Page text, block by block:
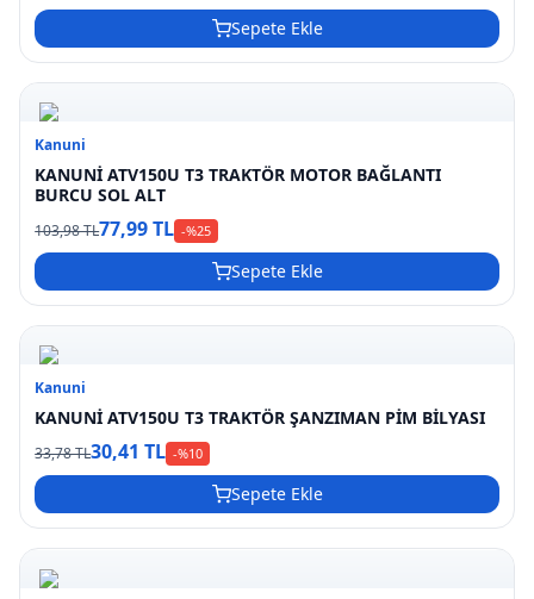
Sepete Ekle
Kanuni
KANUNİ ATV150U T3 TRAKTÖR MOTOR BAĞLANTI
BURCU SOL ALT
103,98 TL77,99 TL -%25
Sepete Ekle
Kanuni
KANUNİ ATV150U T3 TRAKTÖR ŞANZIMAN PİM BİLYASI
33,78 TL30,41 TL -%10
Sepete Ekle